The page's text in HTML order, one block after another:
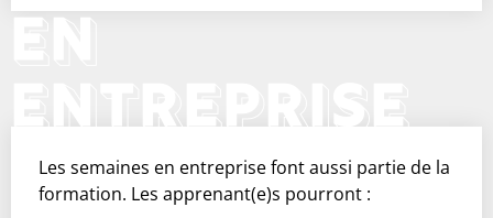
EN
ENTREPRISE
Les semaines en entreprise font aussi partie de la
formation. Les apprenant(e)s pourront :